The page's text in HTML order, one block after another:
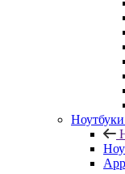
Ноутбуки